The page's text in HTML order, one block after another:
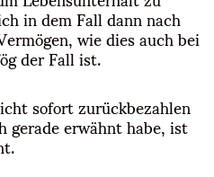
in dem Fall dann nach
wie dies auch bei
der Fall ist.
sofort zurückbezahlen
erwähnt habe, ist